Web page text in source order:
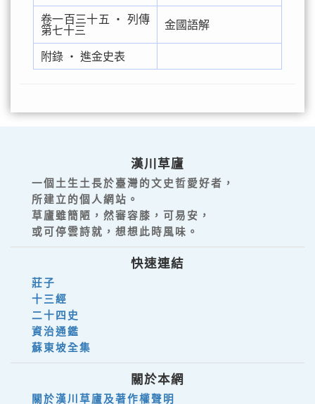
卷一百三十五 ‧ 列傳
第七十三
金國語解
附錄 ‧ 進金史表
漢川草廬
一個土生土長於臺灣的文史哲愛好者，
所建立的個人網站。
草廬雖簡陋，然審容膝，可易安，
或可停雲詩就，想想此時風味。
快速連結
莊子
十三經
二十四史
資治通鑑
蘇東坡全集
關於本網
關於漢川草廬及著作權聲明